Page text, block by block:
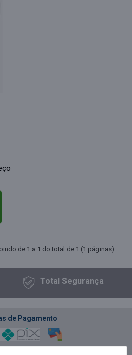
de 1 a 1 do total de 1 (1 páginas)
Total Segurança
de Pagamento